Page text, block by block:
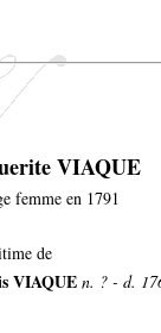
VIAQUE
femme en 1791
de
VIAQUE n. ? - d.